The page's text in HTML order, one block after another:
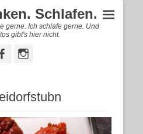
Schlafen.
gerne. Ich schlafe gerne. Und
gibt's hier nicht.
FacebookInstagram